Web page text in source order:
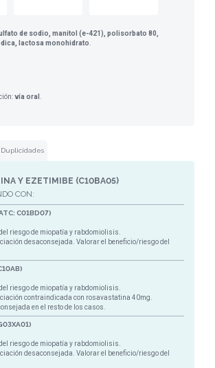
de sodio, manitol (e-421), polisorbato 80,
lactosa monohidrato
vía oral
Duplicidades
Y EZETIMIBE (C10BA05)
CON:
C01BD07)
riesgo de miopatía y rabdomiolisis.
desaconsejada. Valorar el beneficio/riesgo del
riesgo de miopatía y rabdomiolisis.
contraindicada con rosavastatina 40mg.
en el resto de los casos.
riesgo de miopatía y rabdomiolisis.
desaconsejada. Valorar el beneficio/riesgo del